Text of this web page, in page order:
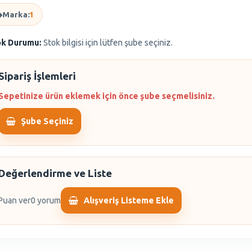
Marka:1
Durumu: Stok bilgisi için lütfen şube seçiniz.
İşlemleri
ürün eklemek için önce şube seçmelisiniz.
Şube Seçiniz
ve Liste
ver0 yorum Alışveriş Listeme Ekle